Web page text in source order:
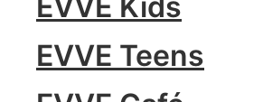
EVVE Kids
EVVE Teens